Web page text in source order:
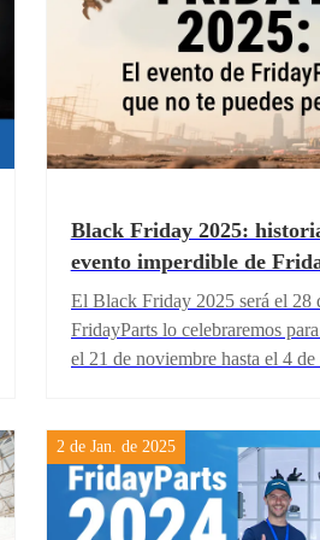
Black Friday 2025:
evento imperdible de
El Black Friday 2025 será el 28
FridayParts lo celebraremos
el 21 de noviembre hasta el 4
de alta calidad para tus
maquinaria de construcción y
pierdas esta oportunidad que
2 de Jan. de 2025